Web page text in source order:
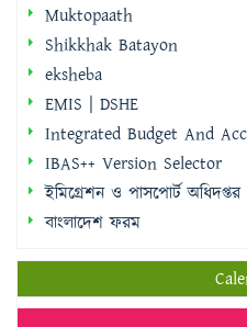
Muktopaath
Shikkhak Batayon
eksheba
EMIS | DSHE
Integrated Budget And
IBAS++ Version Selector
ইমিগ্রেশন ও পাসপোর্ট অধিদপ্তর
বাংলাদেশ ফরম